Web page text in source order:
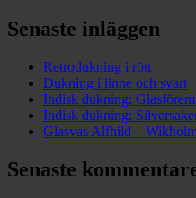
Senaste inläggen
Retrodukning i rött
Dukning i linne och svart
Indisk dukning:
Indisk dukning:
Glasvas Alfhild –
Senaste